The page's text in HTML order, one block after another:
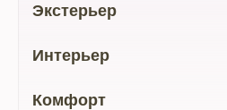
Экстерьер
Интерьер
Комфорт